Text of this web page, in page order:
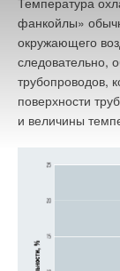
фанкойлы»
окружающего
следовательно,
трубопроводов,
поверхности
и величины